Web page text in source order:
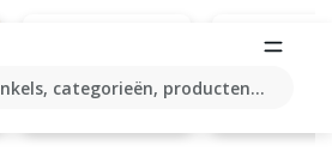
categorieën, producten...
Jumbo